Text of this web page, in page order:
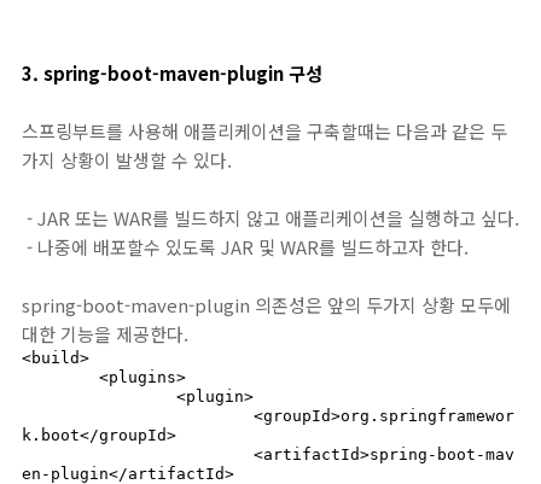
3. spring-boot-maven-plugin 구성
스프링부트를 사용해 애플리케이션을 구축할때는 다음과 같은 두
가지 상황이 발생할 수 있다.
- JAR 또는 WAR를 빌드하지 않고 애플리케이션을 실행하고 싶다.
- 나중에 배포할수 있도록 JAR 및 WAR를 빌드하고자 한다.
spring-boot-maven-plugin 의존성은 앞의 두가지 상황 모두에
대한 기능을 제공한다.
<build>
k.boot</groupId>
en-plugin</artifactId>